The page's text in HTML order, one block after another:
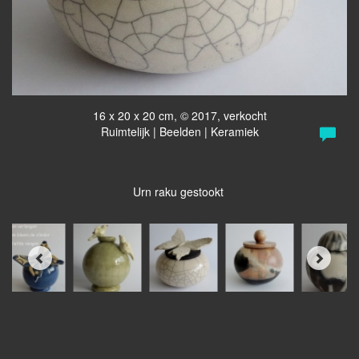
16 x 20 x 20 cm, © 2017, verkocht
Ruimtelijk | Beelden | Keramiek
Urn raku gestookt